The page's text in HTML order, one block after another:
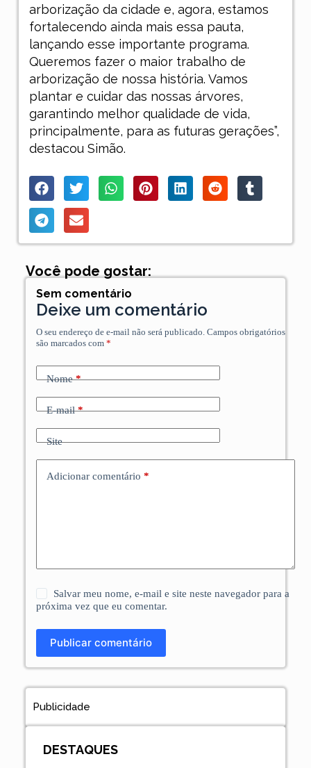
arborização da cidade e, agora, estamos
fortalecendo ainda mais essa pauta,
lançando esse importante programa.
Queremos fazer o maior trabalho de
arborização de nossa história. Vamos
plantar e cuidar das nossas árvores,
garantindo melhor qualidade de vida,
principalmente, para as futuras gerações”,
destacou Simão.
Você pode gostar:
Sem comentário
Deixe um comentário
O seu endereço de e-mail não será publicado. Campos obrigatórios
são marcados com *
Nome*
E-mail*
Site
Adicionar comentário *
Salvar meu nome, e-mail e site neste navegador para a
próxima vez que eu comentar.
Publicar comentário
Publicidade
DESTAQUES